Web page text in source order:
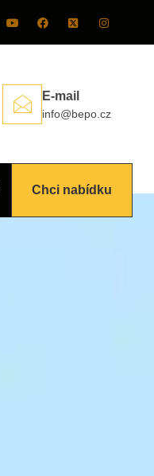
E-mail
info@bepo.cz
Chci nabídku